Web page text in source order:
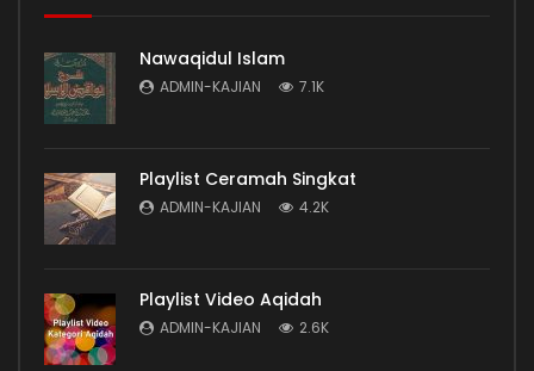
Nawaqidul Islam
ADMIN-KAJIAN 7.1K
Playlist Ceramah Singkat
ADMIN-KAJIAN 4.2K
Playlist Video Aqidah
ADMIN-KAJIAN 2.6K